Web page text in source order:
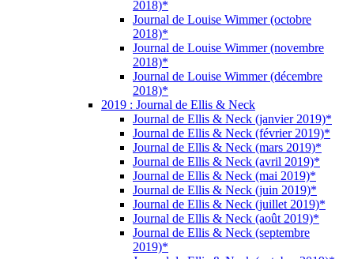
2018)*
Journal de Louise Wimmer (octobre
2018)*
Journal de Louise Wimmer (novembre
2018)*
Journal de Louise Wimmer (décembre
2018)*
2019 : Journal de Ellis & Neck
Journal de Ellis & Neck (janvier 2019)*
Journal de Ellis & Neck (février 2019)*
Journal de Ellis & Neck (mars 2019)*
Journal de Ellis & Neck (avril 2019)*
Journal de Ellis & Neck (mai 2019)*
Journal de Ellis & Neck (juin 2019)*
Journal de Ellis & Neck (juillet 2019)*
Journal de Ellis & Neck (août 2019)*
Journal de Ellis & Neck (septembre
2019)*